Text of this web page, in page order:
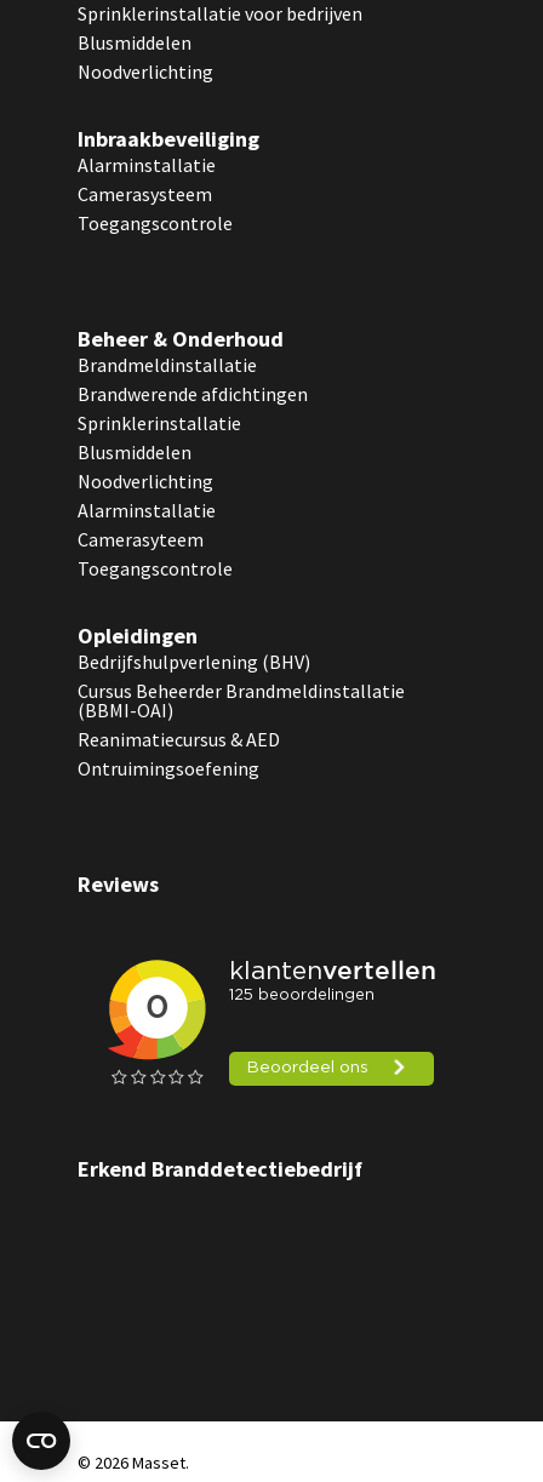
Sprinklerinstallatie voor bedrijven
Blusmiddelen
Noodverlichting
Inbraakbeveiliging
Alarminstallatie
Camerasysteem
Toegangscontrole
Beheer & Onderhoud
Brandmeldinstallatie
Brandwerende afdichtingen
Sprinklerinstallatie
Blusmiddelen
Noodverlichting
Alarminstallatie
Camerasyteem
Toegangscontrole
Opleidingen
Bedrijfshulpverlening (BHV)
Cursus Beheerder Brandmeldinstallatie
(BBMI-OAI)
Reanimatiecursus & AED
Ontruimingsoefening
Reviews
Erkend Branddetectiebedrijf
© 2026 Masset.